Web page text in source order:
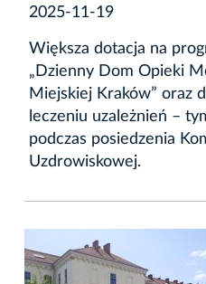
2025-11-19
Większa dotacja na
„Dzienny Dom Opieki
Miejskiej Kraków” oraz
leczeniu uzależnień –
podczas posiedzenia
Uzdrowiskowej.